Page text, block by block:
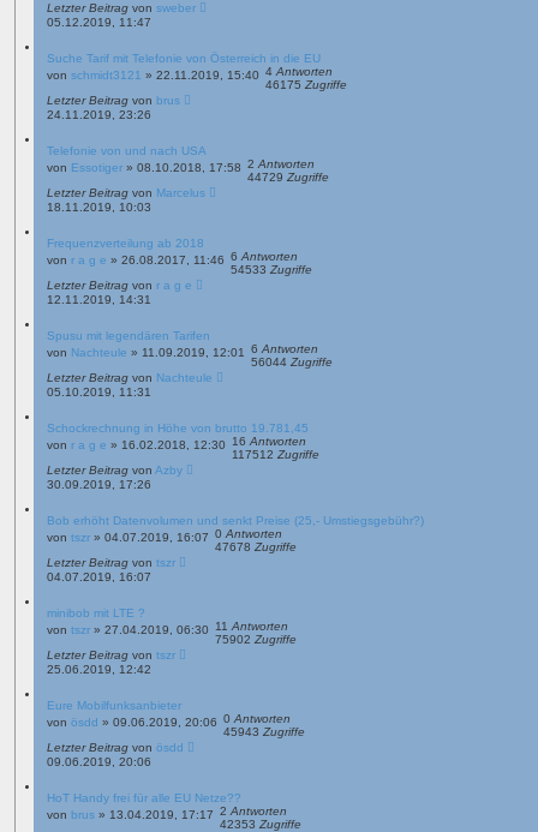
Letzter Beitrag von sweber
05.12.2019, 11:47
Suche Tarif mit Telefonie von Österreich in die EU
von schmidt3121 » 22.11.2019, 15:40 4 Antworten
46175 Zugriffe
Letzter Beitrag von brus
24.11.2019, 23:26
Telefonie von und nach USA
von Essotiger » 08.10.2018, 17:58 2 Antworten
44729 Zugriffe
Letzter Beitrag von Marcelus
18.11.2019, 10:03
Frequenzverteilung ab 2018
von r a g e » 26.08.2017, 11:46 6 Antworten
54533 Zugriffe
Letzter Beitrag von r a g e
12.11.2019, 14:31
Spusu mit legendären Tarifen
von Nachteule » 11.09.2019, 12:01 6 Antworten
56044 Zugriffe
Letzter Beitrag von Nachteule
05.10.2019, 11:31
Schockrechnung in Höhe von brutto 19.781,45
von r a g e » 16.02.2018, 12:30 16 Antworten
117512 Zugriffe
Letzter Beitrag von Azby
30.09.2019, 17:26
Bob erhöht Datenvolumen und senkt Preise (25,- Umstiegsgebühr?)
von tszr » 04.07.2019, 16:07 0 Antworten
47678 Zugriffe
Letzter Beitrag von tszr
04.07.2019, 16:07
minibob mit LTE ?
von tszr » 27.04.2019, 06:30 11 Antworten
75902 Zugriffe
Letzter Beitrag von tszr
25.06.2019, 12:42
Eure Mobilfunksanbieter
von ösdd » 09.06.2019, 20:06 0 Antworten
45943 Zugriffe
Letzter Beitrag von ösdd
09.06.2019, 20:06
HoT Handy frei für alle EU Netze??
von brus » 13.04.2019, 17:17 2 Antworten
42353 Zugriffe